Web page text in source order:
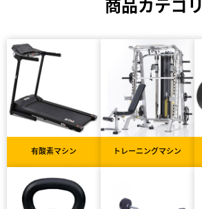
有酸素マシン トレーニングマシン